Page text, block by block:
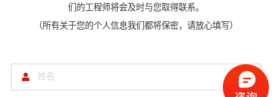
们的工程师将会及时与您取得联系。
（所有关于您的个人信息我们都将保密，请放心填写）